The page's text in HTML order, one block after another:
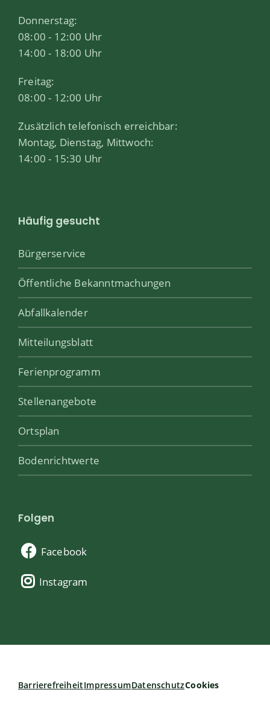
Donnerstag:
08:00 - 12:00 Uhr
14:00 - 18:00 Uhr
Freitag:
08:00 - 12:00 Uhr
Zusätzlich telefonisch erreichbar:
Montag, Dienstag, Mittwoch:
14:00 - 15:30 Uhr
Häufig gesucht
Bürgerservice
Öffentliche Bekanntmachungen
Abfallkalender
Mitteilungsblatt
Ferienprogramm
Stellenangebote
Ortsplan
Bodenrichtwerte
Folgen
Facebook
Instagram
BarrierefreiheitImpressumDatenschutzCookies